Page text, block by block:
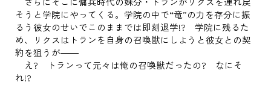
そうと学院にやってくる。学院の中で“竜”の力を存分に振
るう彼女のせいでこのままでは即刻退学!? 学院に残るた
め、リクスはトランを自身の召喚獣にしようと彼女との契
約を狙うが――
え? トランって元々は俺の召喚獣だったの? なにそ
れ!?